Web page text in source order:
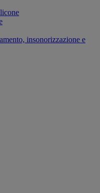
insonorizzazione e